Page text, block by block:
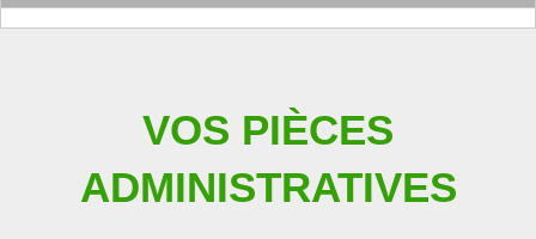
VOS PIÈCES
ADMINISTRATIVES